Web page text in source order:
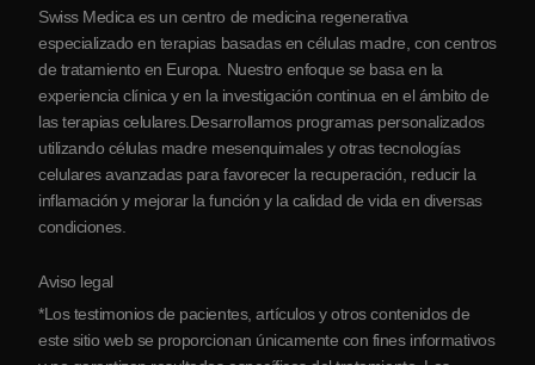
Colaboraciones
Swiss Medica es un centro de medicina regenerativa
especializado en terapias basadas en células madre, con centros
de tratamiento en Europa. Nuestro enfoque se basa en la
experiencia clínica y en la investigación continua en el ámbito de
las terapias celulares.Desarrollamos programas personalizados
utilizando células madre mesenquimales y otras tecnologías
celulares avanzadas para favorecer la recuperación, reducir la
inflamación y mejorar la función y la calidad de vida en diversas
condiciones.
Aviso legal
*Los testimonios de pacientes, artículos y otros contenidos de
este sitio web se proporcionan únicamente con fines informativos